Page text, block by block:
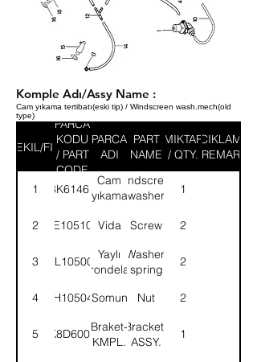
Komple Adı/Assy Name :
Cam yıkama tertibatı(eski tip) / Windscreen wash.mech(old
type)
SEKIL/FIG
PARCA
KODU
/ PART
CODE
PARCA
ADI
PART
NAME
MIKTAR
/ QTY.
ACIKLAMA
/ REMARK
1 3K61461
Cam
yıkama
Windscreen
washer
1
2 SE105101Vida Screw 2
3 WL105001
Yaylı
rondela
Washer,
spring
2
4 NH105041Somun Nut 2
5 K8D6005
Braket-
KMPL.
Bracket-
ASSY.
1